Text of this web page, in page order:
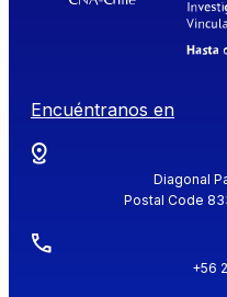
Encuéntranos en
Diagonal
Postal Code
+56